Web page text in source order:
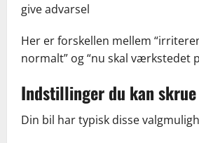
give advarsel
Her er forskellen mellem
normalt” og “nu skal værkstedet
Indstillinger du kan
Din bil har typisk disse